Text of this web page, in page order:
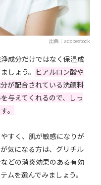
出典：adobestock
成分だけではなく保湿成
しょう。 ヒアルロン酸や
が配合されている洗顔料
与えてくれるので、しっ
。
すく、肌が敏感になりが
気になる方は、グリチル
どの消炎効果のある有効
ムを選んでみましょう。